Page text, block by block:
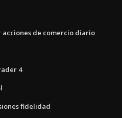
de comercio diario
4
fidelidad